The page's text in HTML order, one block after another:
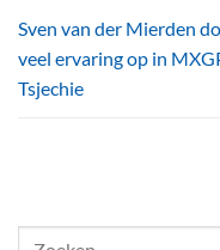
Sven van der Mierden
veel ervaring op in
Tsjechie